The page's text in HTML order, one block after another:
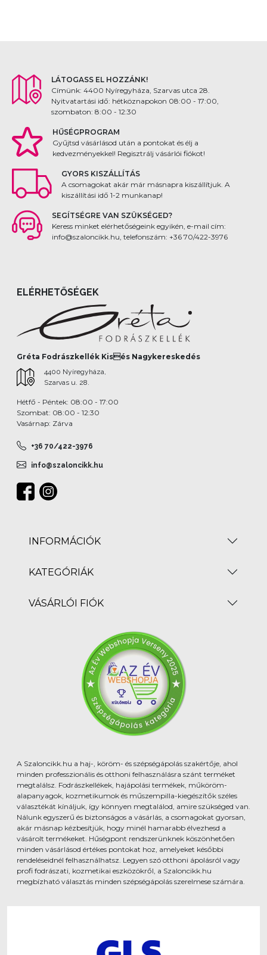
LÁTOGASS EL HOZZÁNK!
Címünk: 4400 Nyíregyháza, Szarvas utca 28.
Nyitvatartási idő: hétköznapokon 08:00 - 17:00,
szombaton: 8:00 - 12:30
HŰSÉGPROGRAM
Gyűjtsd vásárlásod után a pontokat és élj a
kedvezményekkel! Regisztrálj vásárlói fiókot!
GYORS KISZÁLLÍTÁS
A csomagokat akár már másnapra kiszállítjuk. A
kiszállítási idő 1-2 munkanap!
SEGÍTSÉGRE VAN SZÜKSÉGED?
Keress minket elérhetőségeink egyikén, e-mail cím:
info@szaloncikk.hu, telefonszám: +36 70/422-3976
ELÉRHETŐSÉGEK
Gréta Fodrászkellék Kisés Nagykereskedés
4400 Nyíregyháza,
Szarvas u. 28.
Hétfő - Péntek: 08:00 - 17:00
Szombat: 08:00 - 12:30
Vasárnap: Zárva
+36 70/422-3976
info@szaloncikk.hu
INFORMÁCIÓK
KATEGÓRIÁK
VÁSÁRLÓI FIÓK
A Szaloncikk.hu a haj-, köröm- és szépségápolás szakértője, ahol
minden professzionális és otthoni felhasználásra szánt terméket
megtalálsz. Fodrászkellékek, hajápolási termékek, műköröm-
alapanyagok, kozmetikumok és műszempilla-kiegészítők széles
választékát kínáljuk, így könnyen megtalálod, amire szükséged van.
Nálunk egyszerű és biztonságos a vásárlás, a csomagokat gyorsan,
akár másnap kézbesítjük, hogy minél hamarabb élvezhesd a
vásárolt termékeket. Hűségpont rendszerünknek köszönhetően
minden vásárlásod értékes pontokat hoz, amelyeket későbbi
rendeléseidnél felhasználhatsz. Legyen szó otthoni ápolásról vagy
profi fodrászati, kozmetikai eszközökről, a Szaloncikk.hu
megbízható választás minden szépségápolás szerelmese számára.